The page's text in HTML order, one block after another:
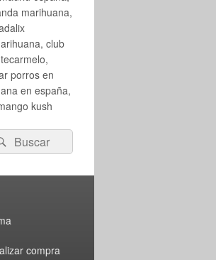
marihuana,
club
porros en
en españa,
kush
Buscar
compra